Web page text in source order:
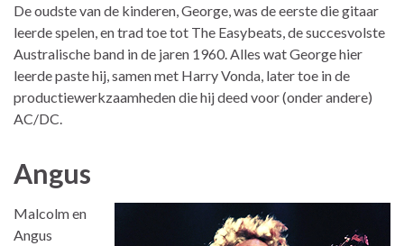
De oudste van de kinderen, George, was de eerste die gitaar
leerde spelen, en trad toe tot The Easybeats, de succesvolste
Australische band in de jaren 1960. Alles wat George hier
leerde paste hij, samen met Harry Vonda, later toe in de
productiewerkzaamheden die hij deed voor (onder andere)
AC/DC.
Angus
Malcolm en
Angus